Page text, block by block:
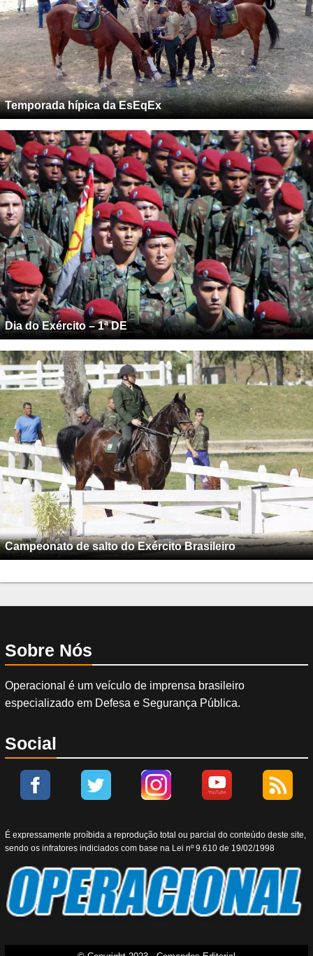
Temporada hípica da EsEqEx
Dia do Exército – 1ª DE
Campeonato de salto do Exército Brasileiro
Sobre Nós
Operacional é um veículo de imprensa brasileiro
especializado em Defesa e Segurança Pública.
Social
É expressamente proíbida a reprodução total ou parcial do conteúdo deste site,
sendo os infratores indiciados com base na Lei nº 9.610 de 19/02/1998